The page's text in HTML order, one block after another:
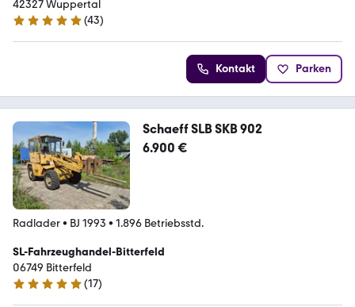
42327 Wuppertal
5 Sterne
(43)
Kontakt Parken
Schaeff SLB SKB 902
6.900 €
Radlader• BJ 1993 • 1.896 Betriebsstd.
SL-Fahrzeughandel-Bitterfeld
06749 Bitterfeld
5 Sterne
(17)